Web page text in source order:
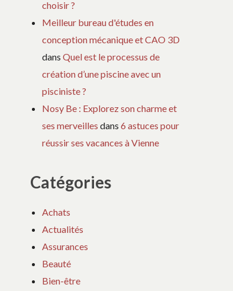
choisir ?
Meilleur bureau d'études en
conception mécanique et CAO 3D
dansQuel est le processus de
création d’une piscine avec un
pisciniste ?
Nosy Be : Explorez son charme et
ses merveilles dans6 astuces pour
réussir ses vacances à Vienne
Catégories
Achats
Actualités
Assurances
Beauté
Bien-être